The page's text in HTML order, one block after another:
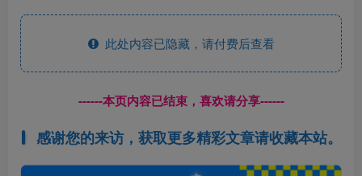
此处内容已隐藏，请付费后查看
------本页内容已结束，喜欢请分享------
感谢您的来访，获取更多精彩文章请收藏本站。